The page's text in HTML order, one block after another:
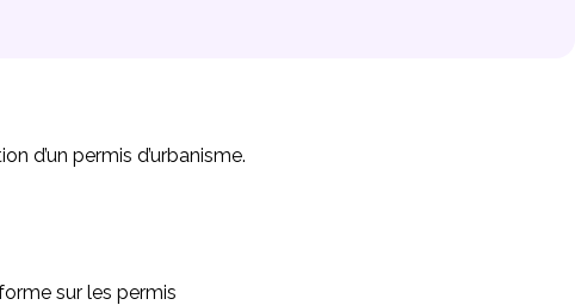
d’un permis d’urbanisme.
sur les permis